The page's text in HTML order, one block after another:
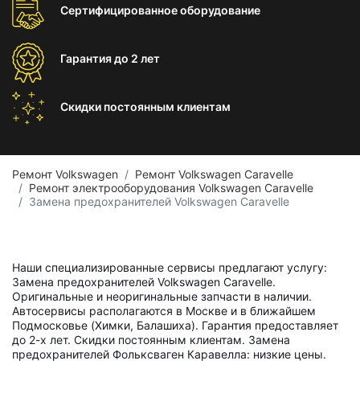
Сертифицированноеоборудование
Гарантиядо 2 лет
Скидки постоянным клиентам
Ремонт Volkswagen
Ремонт Volkswagen Caravelle
Ремонт электрооборудования Volkswagen Caravelle
Замена предохранителей Volkswagen Caravelle
Наши специализированные сервисы предлагают услугу:
Замена предохранителей Volkswagen Caravelle.
Оригинальные и неоригинальные запчасти в наличии.
Автосервисы располагаются в Москве и в ближайшем
Подмосковье (Химки, Балашиха). Гарантия предоставляет
до 2-х лет. Скидки постоянным клиентам. Замена
предохранителей Фольксваген Каравелла: низкие цены.